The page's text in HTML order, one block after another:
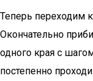
Теперь переходим
Окончательно
одного края с
постепенно